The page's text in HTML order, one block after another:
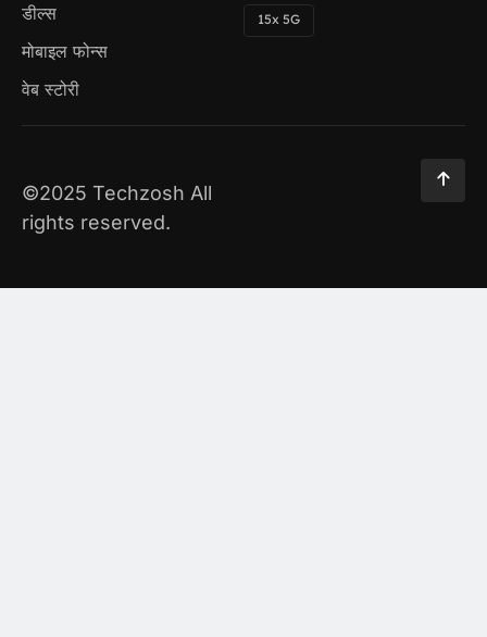
डील्स
मोबाइल फोन्स
वेब स्टोरी
15x 5G
©2025 Techzosh All
rights reserved.